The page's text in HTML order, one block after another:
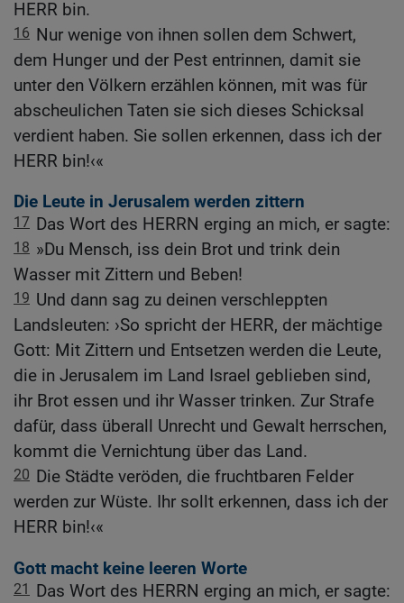
HERR bin.
16 Nur wenige von ihnen sollen dem Schwert,
dem Hunger und der Pest entrinnen, damit sie
unter den Völkern erzählen können, mit was für
abscheulichen Taten sie sich dieses Schicksal
verdient haben. Sie sollen erkennen, dass ich der
HERR bin!‹«
Die Leute in Jerusalem werden zittern
17 Das Wort des HERRN erging an mich, er sagte:
18 »Du Mensch, iss dein Brot und trink dein
Wasser mit Zittern und Beben!
19 Und dann sag zu deinen verschleppten
Landsleuten: ›So spricht der HERR, der mächtige
Gott: Mit Zittern und Entsetzen werden die Leute,
die in Jerusalem im Land Israel geblieben sind,
ihr Brot essen und ihr Wasser trinken. Zur Strafe
dafür, dass überall Unrecht und Gewalt herrschen,
kommt die Vernichtung über das Land.
20 Die Städte veröden, die fruchtbaren Felder
werden zur Wüste. Ihr sollt erkennen, dass ich der
HERR bin!‹«
Gott macht keine leeren Worte
21 Das Wort des HERRN erging an mich, er sagte: